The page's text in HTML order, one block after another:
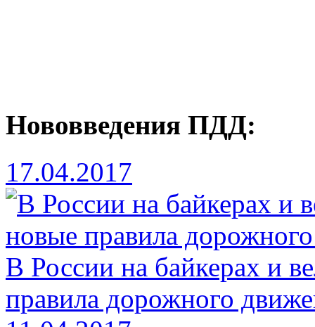
Нововведения ПДД:
17.04.2017
В России на байкерах и
правила дорожного